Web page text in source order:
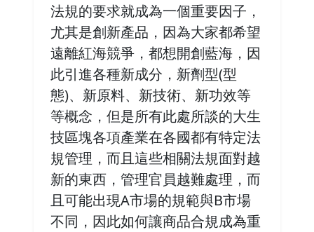
法規的要求就成為一個重要因子，
尤其是創新產品，因為大家都希望
遠離紅海競爭，都想開創藍海，因
此引進各種新成分，新劑型(型
態)、新原料、新技術、新功效等
等概念，但是所有此處所談的大生
技區塊各項產業在各國都有特定法
規管理，而且這些相關法規面對越
新的東西，管理官員越難處理，而
且可能出現A市場的規範與B市場
不同，因此如何讓商品合規成為重